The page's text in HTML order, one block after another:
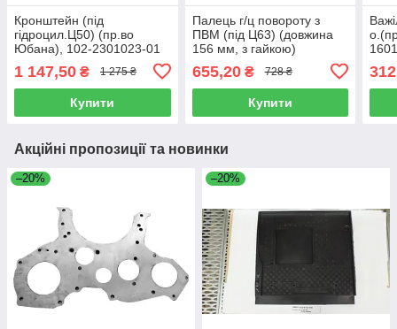
Кронштейн (під
гідроцил.Ц50) (пр.во
Юбана), 102-2301023-01
1 147,50 ₴ 1 275 ₴
Купити
Палець г/ц повороту з
ПВМ (під Ц63) (довжина
156 мм, з гайкою)
(вир-во Агро-Дніпро), 102-
3405112-01
655,20₴ 728 ₴
Купити
312
Акційні пропозиції та новинки
–20% –20%